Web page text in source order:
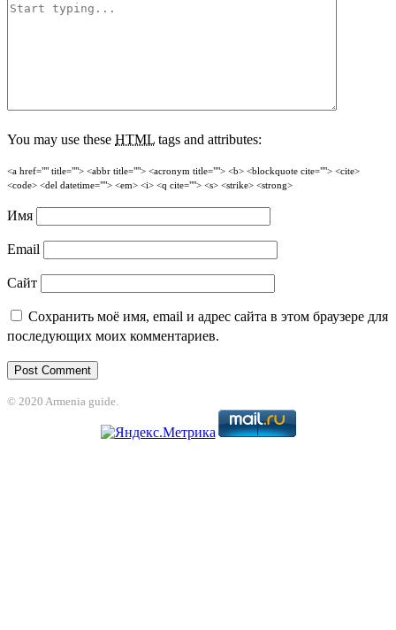
You may use these HTML tags and attributes:
<a href="" title=""> <abbr title=""> <acronym title=""> <b> <blockquote cite=""> <cite>
<code> <del datetime=""> <em> <i> <q cite=""> <s> <strike> <strong>
Имя
Email
Сайт
Сохранить моё имя, email и адрес сайта в этом браузере для
последующих моих комментариев.
© 2020 Armenia guide.